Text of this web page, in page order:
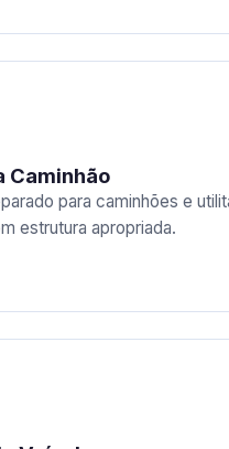
Caminhão
para caminhões e
estrutura apropriada.